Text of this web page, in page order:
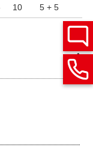
10 5 + 5